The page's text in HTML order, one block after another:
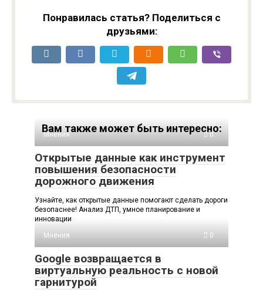
Понравилась статья? Поделиться с
друзьями:
Вам также может быть интересно:
Мнения 0
Открытые данные как инструмент
повышения безопасности
дорожного движения
Узнайте, как открытые данные помогают сделать дороги
безопаснее! Анализ ДТП, умное планирование и
инновации
Мнения
0
Google возвращается в
виртуальную реальность с новой
гарнитурой